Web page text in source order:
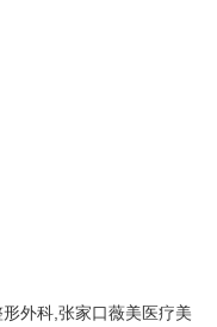
外科,张家口薇美医疗美